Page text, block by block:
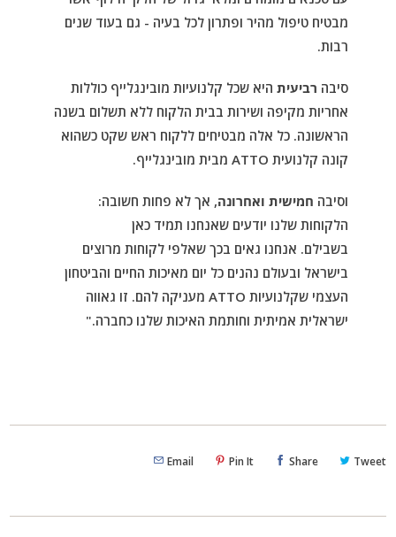
מבטיח טיפול מהיר ופתרון לכל בעיה - גם בעוד שנים
רבות.
סיבה רביעיתהיא שכל קלנועיות מובינגלייף כוללות
אחריות מקיפה ושירות בבית הלקוח ללא תשלום בשנה
הראשונה. כל אלה מבטיחים ללקוח ראש שקט כשהוא
קונה קלנועית ATTOמבית מובינגלייף.
וסיבה חמישית ואחרונה, אך לא פחות חשובה:
הלקוחות שלנו יודעים שאנחנו תמיד כאן
בשבילם. אנחנו גאים בכך שאלפי לקוחות מרוצים
בישראל ובעולם נהנים כל יום מאיכות החיים והביטחון
העצמי שקלנועיות ATTOמעניקה להם. זו גאווה
ישראלית אמיתית וחותמת האיכות שלנו כחברה."
Tweet
Share
Pin It
Email